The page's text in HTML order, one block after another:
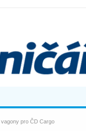
pro ČD Cargo